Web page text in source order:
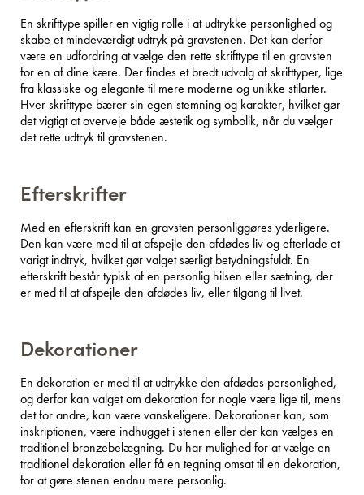
En skrifttype spiller en vigtig rolle i at udtrykke personlighed og
skabe et mindeværdigt udtryk på gravstenen. Det kan derfor
være en udfordring at vælge den rette skrifttype til en gravsten
for en af dine kære. Der findes et bredt udvalg af skrifttyper, lige
fra klassiske og elegante til mere moderne og unikke stilarter.
Hver skrifttype bærer sin egen stemning og karakter, hvilket gør
det vigtigt at overveje både æstetik og symbolik, når du vælger
det rette udtryk til gravstenen.
Efterskrifter
Med en efterskrift kan en gravsten personliggøres yderligere.
Den kan være med til at afspejle den afdødes liv og efterlade et
varigt indtryk, hvilket gør valget særligt betydningsfuldt. En
efterskrift består typisk af en personlig hilsen eller sætning, der
er med til at afspejle den afdødes liv, eller tilgang til livet.
Dekorationer
En dekoration er med til at udtrykke den afdødes personlighed,
og derfor kan valget om dekoration for nogle være lige til, mens
det for andre, kan være vanskeligere. Dekorationer kan, som
inskriptionen, være indhugget i stenen eller der kan vælges en
traditionel bronzebelægning. Du har mulighed for at vælge en
traditionel dekoration eller få en tegning omsat til en dekoration,
for at gøre stenen endnu mere personlig.